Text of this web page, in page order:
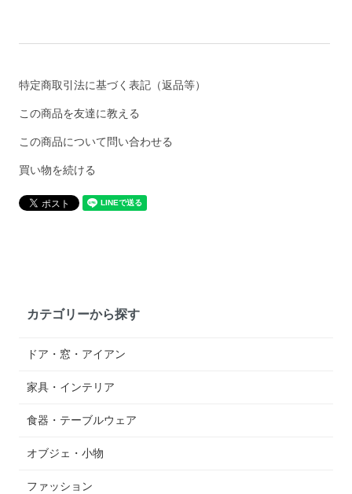
特定商取引法に基づく表記（返品等）
この商品を友達に教える
この商品について問い合わせる
買い物を続ける
カテゴリーから探す
ドア・窓・アイアン
家具・インテリア
食器・テーブルウェア
オブジェ・小物
ファッション